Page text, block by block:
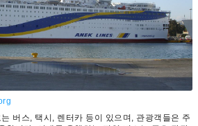
버스, 택시, 렌터카 등이 있으며, 관광객들은 주